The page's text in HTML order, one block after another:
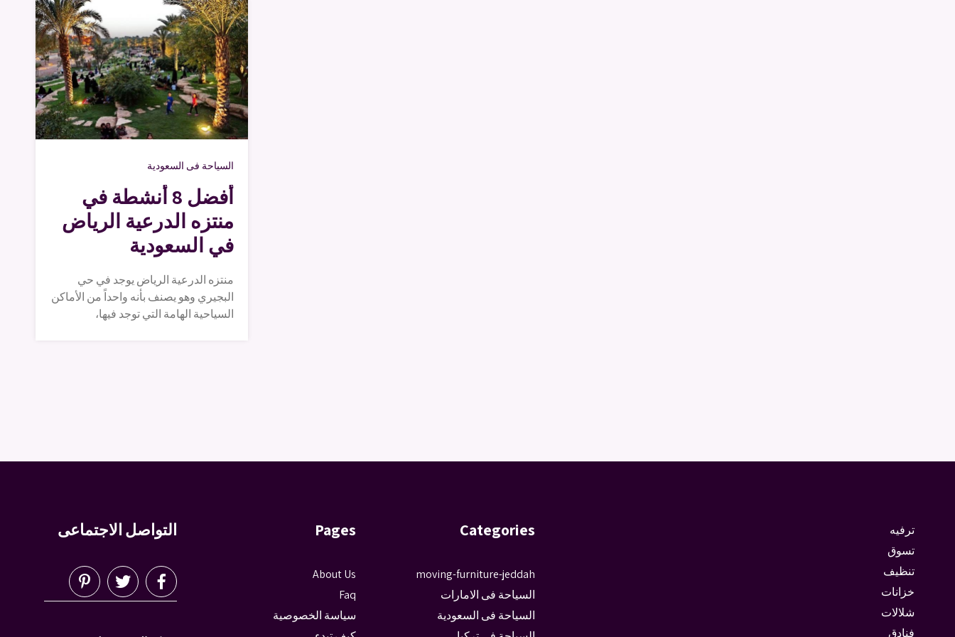
السياحة فى السعودية
أفضل 8 أنشطة في
منتزه الدرعية الرياض
في السعودية
منتزه الدرعية الرياض يوجد في حي
البجيري وهو يصنف بأنه واحداً من الأماكن
السياحية الهامة التي توجد فيها،
ترفيه
تسوق
تنظيف
خزانات
شلالات
فنادق
Categories
moving-furniture-jeddah
السياحة فى الامارات
السياحة فى السعودية
Pages
About Us
Faq
سياسة الخصوصية
التواصل الاجتماعى